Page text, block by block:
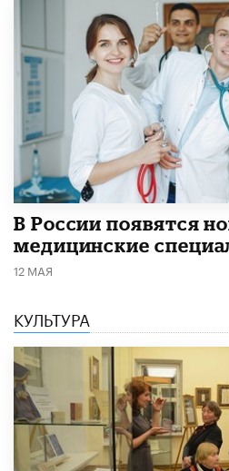
В России появятся
медицинские
12 МАЯ
КУЛЬТУРА